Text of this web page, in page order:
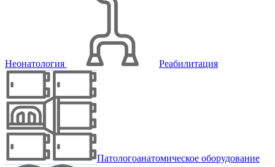
Неонатология Реабилитация
Патологоанатомическое оборудование